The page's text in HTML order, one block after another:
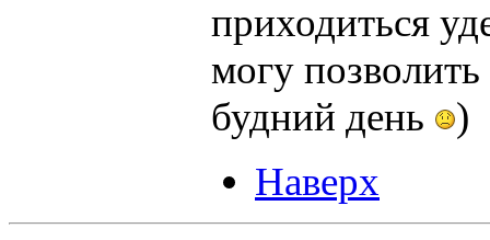
приходиться
могу
будний день
)
Наверх